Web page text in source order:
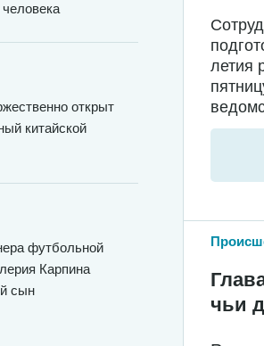
человека
открыт
китайской
футбольной
Карпина
сын
летия
чьи